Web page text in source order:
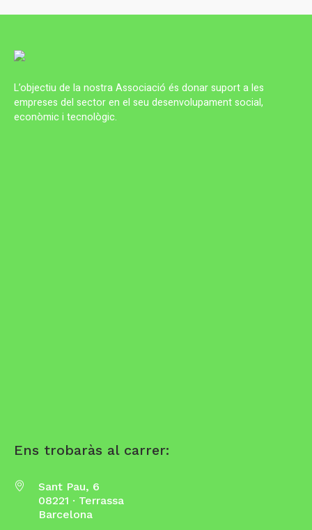
L’objectiu de la nostra Associació és donar suport a les
empreses del sector en el seu desenvolupament social,
econòmic i tecnològic.
Ens trobaràs al carrer:
Sant Pau, 6
08221 · Terrassa
Barcelona